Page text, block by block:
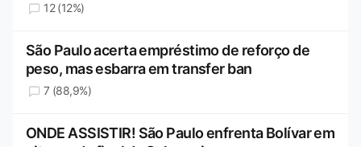
12 (12%)
São Paulo acerta empréstimo de reforço de
peso, mas esbarra em transfer ban
7 (88,9%)
ONDE ASSISTIR! São Paulo enfrenta Bolívar em